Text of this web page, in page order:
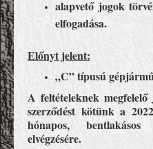
alapvető jogok
elfogadása.
Előnyt jelent:
„C” típusú
A feltételeknek megfelelő
szerződést kötünk a
hónapos,
elvégzésére.